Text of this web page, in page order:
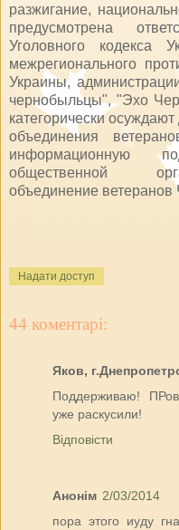
разжигание,
предусмотрена
Уголовного кодекса
межрегионального
Украины,
чернобыльцы", "Эхо
категорически
объединения
информационную
общественной
объединение
Надати доступ
44 коментарі:
Яков,
Поддерживаю!
уже раскусили!
Відповісти
Анонім 2/03/2014
пора этого иуду